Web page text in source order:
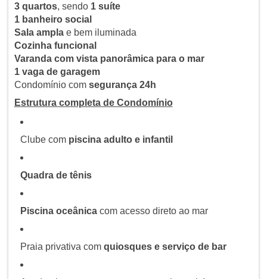
3 quartos, sendo 1 suíte
1 banheiro social
Sala amplae bem iluminada
Cozinha funcional
Varanda com vista panorâmica para o mar
1 vaga de garagem
Condomínio com segurança 24h
Estrutura completa de Condomínio
Clube com piscina adulto e infantil
Quadra de tênis
Piscina oceânicacom acesso direto ao mar
Praia privativa com quiosques e serviço de bar